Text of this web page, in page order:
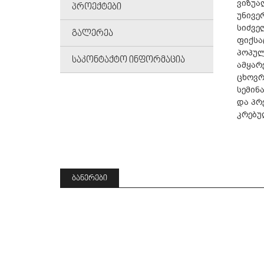
ᲞᲠᲝᲔᲥᲢᲔᲑᲘ
ᲒᲐᲚᲔᲠᲔᲐ
ᲡᲐᲙᲝᲜᲢᲐᲥᲢᲝ ᲘᲜᲤᲝᲠᲛᲐᲪᲘᲐ
და
ᲑᲐᲜᲔᲠᲔᲑᲘ